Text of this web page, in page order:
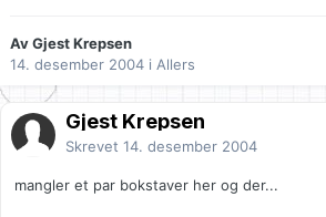
Av Gjest Krepsen
14. desember 2004 i Allers
Gjest Krepsen
Skrevet 14. desember 2004
mangler et par bokstaver her og der...